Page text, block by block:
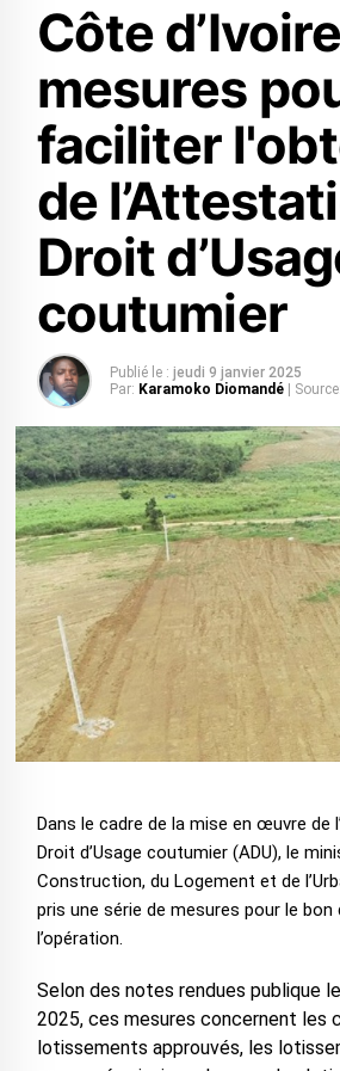
Côte
mesures
faciliter
de
Droit
coutumier
Publié le : jeudi 9 janvier 2025
Par: Karamoko Diomandé | Source:
Dans le cadre de la mise en œuvre de
Droit d’Usage coutumier (ADU), le
Construction, du Logement et de
pris une série de mesures pour le bon
l’opération.
Selon des notes rendues publique
2025, ces mesures concernent les
lotissements approuvés, les